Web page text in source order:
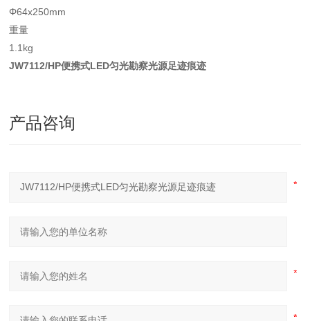
Φ64x250mm
重量
1.1kg
JW7112/HP便携式LED匀光勘察光源足迹痕迹
产品咨询